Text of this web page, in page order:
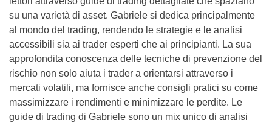
su una varietà di asset. Gabriele si dedica principalmente
al mondo del trading, rendendo le strategie e le analisi
accessibili sia ai trader esperti che ai principianti. La sua
approfondita conoscenza delle tecniche di prevenzione del
rischio non solo aiuta i trader a orientarsi attraverso i
mercati volatili, ma fornisce anche consigli pratici su come
massimizzare i rendimenti e minimizzare le perdite. Le
guide di trading di Gabriele sono un mix unico di analisi